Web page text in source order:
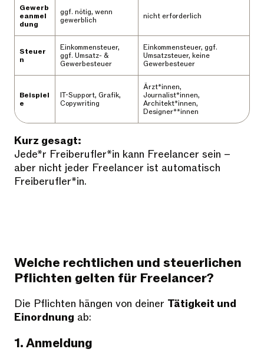
Gewerb
eanmel
dung
ggf. nötig, wenn
gewerblich
nicht erforderlich
Steuer
n
Einkommensteuer,
ggf. Umsatz- &
Gewerbesteuer
Einkommensteuer, ggf.
Umsatzsteuer, keine
Gewerbesteuer
Beispiel
e
IT-Support, Grafik,
Copywriting
Ärzt*innen,
Journalist*innen,
Architekt*innen,
Designer**innen
Kurz gesagt:
Jede*r Freiberufler*in kann Freelancer sein –
aber nicht jeder Freelancer ist automatisch
Freiberufler*in.
Welche rechtlichen und steuerlichen
Pflichten gelten für Freelancer?
Die Pflichten hängen von deiner Tätigkeit und
Einordnung ab:
1. Anmeldung